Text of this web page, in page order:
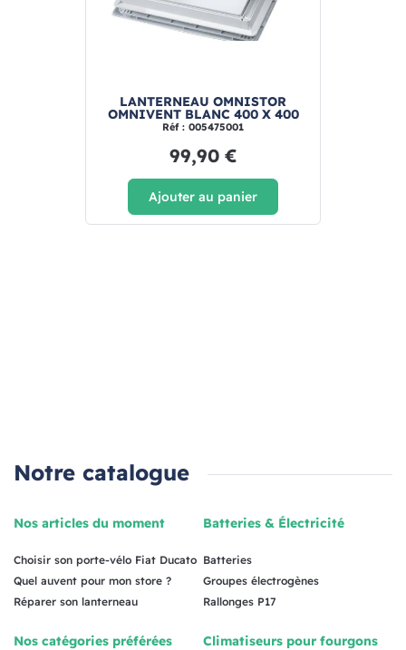
LANTERNEAU OMNISTOR
OMNIVENT BLANC 400 X 400
Réf : 005475001
99,90 €
Ajouter au panier
Notre catalogue
Nos articles du moment
Choisir son porte-vélo Fiat Ducato
Quel auvent pour mon store ?
Réparer son lanterneau
Nos catégories préférées
Batteries & Électricité
Batteries
Groupes électrogènes
Rallonges P17
Climatiseurs pour fourgons